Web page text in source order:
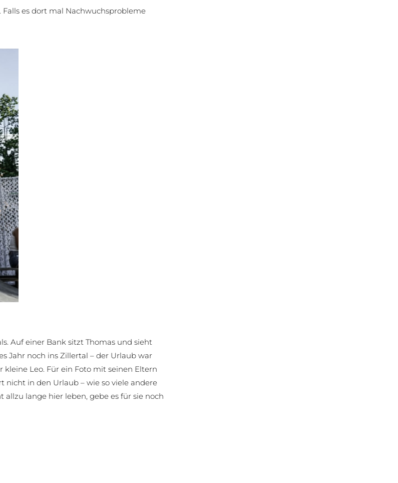
es dort mal Nachwuchsprobleme
Auf einer Bank sitzt Thomas und sieht
Jahr noch ins Zillertal – der Urlaub war
Leo. Für ein Foto mit seinen Eltern
nicht in den Urlaub – wie so viele andere
lange hier leben, gebe es für sie noch